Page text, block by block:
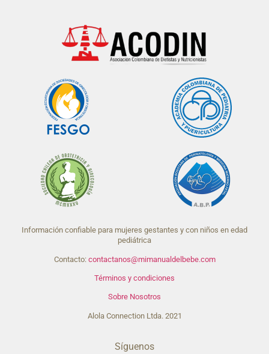
Información confiable para mujeres gestantes y con niños en edad
pediátrica
Contacto: contactanos@mimanualdelbebe.com
Términos y condiciones
Sobre Nosotros
Alola Connection Ltda. 2021
Síguenos